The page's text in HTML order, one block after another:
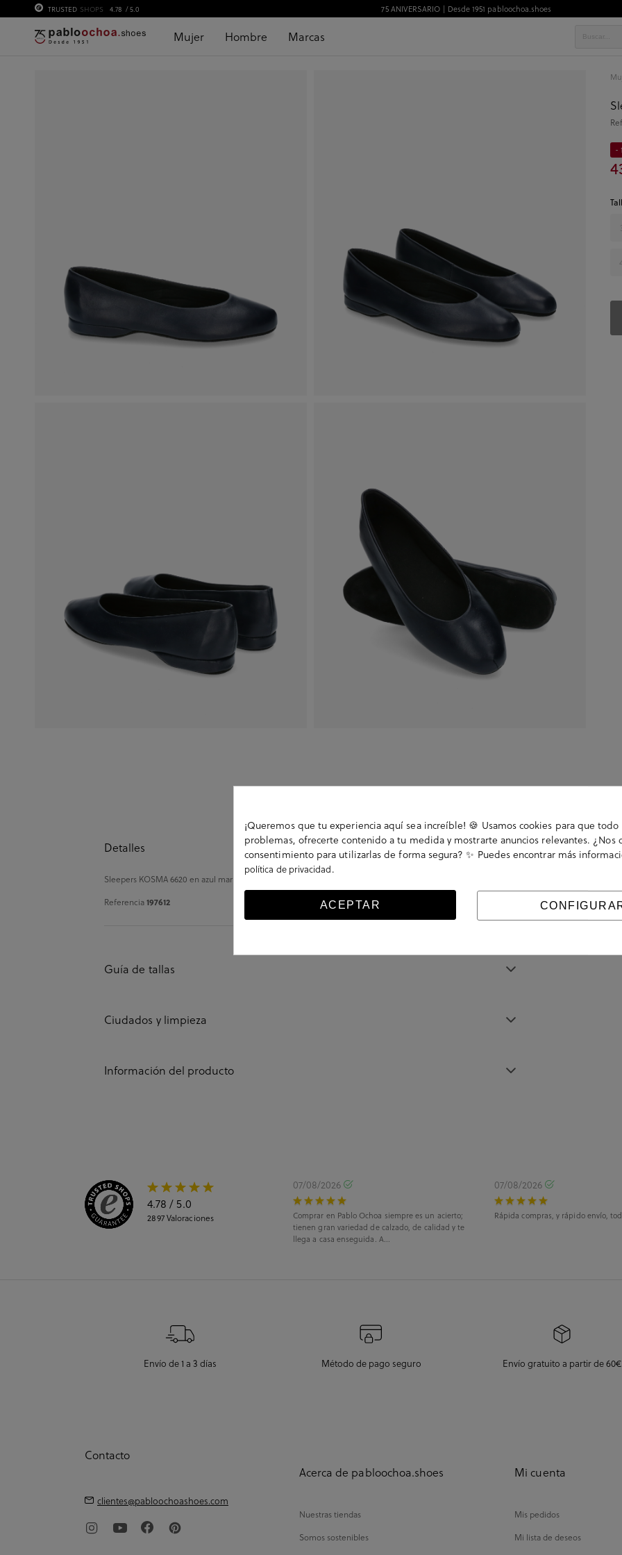
TRUSTED SHOPS 4.78 / 5.0 75 ANIVERSARIO | Desde 1951 pabloochoa.shoes
Mujer Hombre Marcas
-
Detalles
Sleepers KOSMA 6620 en azul marino. Altura tacón 1,5cm. .. La plantilla no es extraible. Hecho en España.
Referencia197612
Guía de tallas
Ciudados y limpieza
Información del producto
4.78 / 5.0
2897Valoraciones
07/08/2026
Comprar en Pablo Ochoa siempre es un acierto;
tienen gran variedad de calzado, de calidad y te
llega a casa enseguida. A...
07/08/2026
Rápida compras, y rápido envío,
Envío de 1 a 3 días Método de pago seguro Envío gratuito a partir de 60€
Contacto
clientes@pabloochoashoes.com
Acerca de pabloochoa.shoes
Nuestras tiendas
Somos sostenibles
Mi cuenta
Mis pedidos
Mi lista de deseos
¡Queremos que tu experiencia aquí sea increíble! 🍪 Usamos cookies para que
problemas, ofrecerte contenido a tu medida y mostrarte anuncios relevantes. ¿Nos
consentimiento para utilizarlas de forma segura? ✨ Puedes encontrar más
política de privacidad.
ACEPTAR